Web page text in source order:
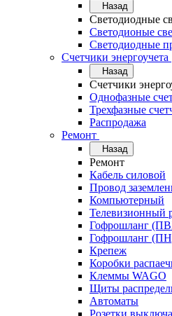
Назад
Светодиодные
Светодионые
Светодиодные
Счетчики энергоучета
Назад
Счетчики
Однофазные
Трехфазные
Распродажа
Ремонт
Назад
Ремонт
Кабель силовой
Провод
Компьютерный
Телевизионный
Гофрошланг
Гофрошланг
Крепеж
Коробки
Клеммы WAGO
Щиты
Автоматы
Розетки